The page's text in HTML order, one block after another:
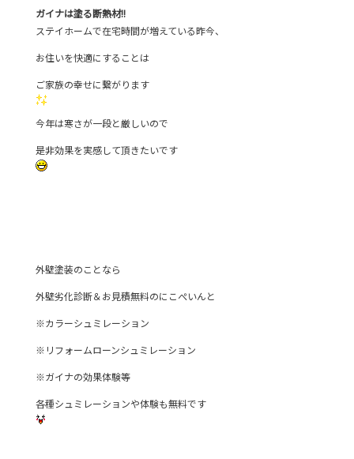
ガイナは塗る断熱材!!
ステイホームで在宅時間が増えている昨今、
お住いを快適にすることは
ご家族の幸せに繋がります
今年は寒さが一段と厳しいので
是非効果を実感して頂きたいです
外壁塗装のことなら
外壁劣化診断＆お見積無料のにこぺいんと
※カラーシュミレーション
※リフォームローンシュミレーション
※ガイナの効果体験等
各種シュミレーションや体験も無料です